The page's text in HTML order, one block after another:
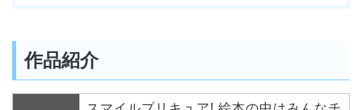
作品紹介